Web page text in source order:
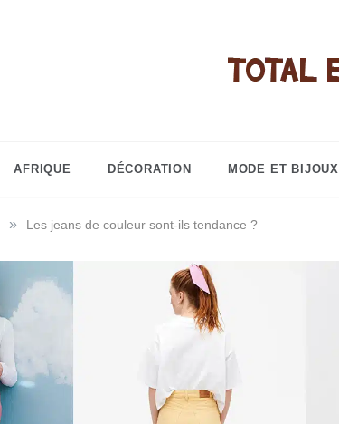
AFRIQUE DÉCORATION MODE ET BIJOUX
» Les jeans de couleur sont-ils tendance ?